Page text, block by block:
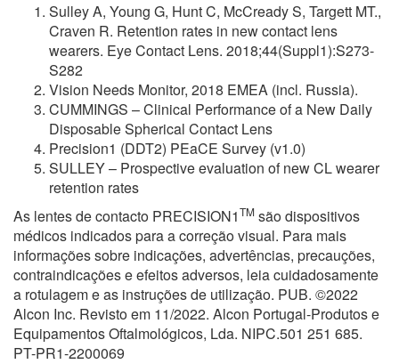
Sulley A, Young G, Hunt C, McCready S, Targett MT.,
Craven R. Retention rates in new contact lens
wearers. Eye Contact Lens. 2018;44(Suppl1):S273-
S282
Vision Needs Monitor, 2018 EMEA (incl. Russia).
CUMMINGS – Clinical Performance of a New Daily
Disposable Spherical Contact Lens
Precision1 (DDT2) PEaCE Survey (v1.0)
SULLEY – Prospective evaluation of new CL wearer
retention rates
As lentes de contacto PRECISION1TM são dispositivos
médicos indicados para a correção visual. Para mais
informações sobre indicações, advertências, precauções,
contraindicações e efeitos adversos, leia cuidadosamente
a rotulagem e as instruções de utilização. PUB. ©2022
Alcon Inc. Revisto em 11/2022. Alcon Portugal-Produtos e
Equipamentos Oftalmológicos, Lda. NIPC.501 251 685.
PT-PR1-2200069